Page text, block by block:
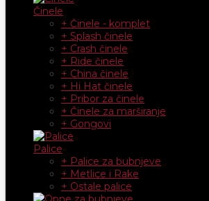
Činele
+ Činele - komplet
+ Splash činele
+ Crash činele
+ Ride činele
+ China činele
+ Hi Hat činele
+ Pribor za činele
+ Činele za marširanje
+ Gongovi
Palice
+ Palice za bubnjeve
+ Metlice i Rake
+ Ostale palice